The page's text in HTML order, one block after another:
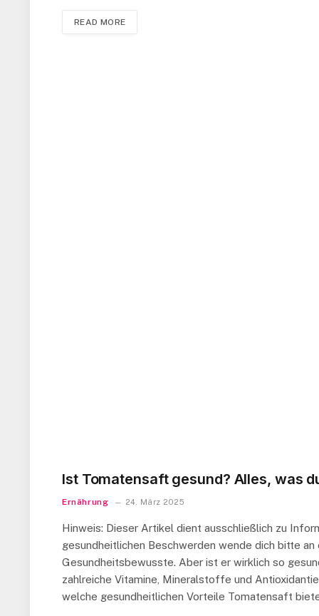
READ MORE
Ist Tomatensaft gesund? Alles, was
Ernährung 24. März 2025
Hinweis: Dieser Artikel dient ausschließlich zu
gesundheitlichen Beschwerden wende dich bitte
Gesundheitsbewusste. Aber ist er wirklich so
zahlreiche Vitamine, Mineralstoffe und
welche gesundheitlichen Vorteile Tomatensaft